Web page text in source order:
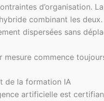
d’organisation.
combinant les
dispersées sans
commence
de la formation IA
artificielle est